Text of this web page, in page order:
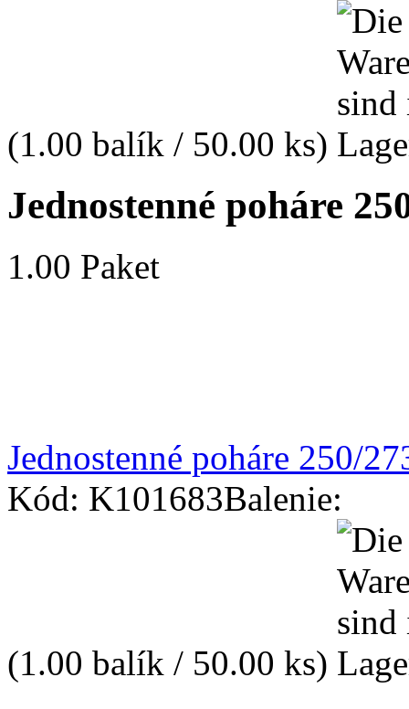
(1.00 balík / 50.00 ks)
Jednostenné poháre
1.00 Paket
Jednostenné poháre 250/
Kód: K101683Balenie:
(1.00 balík / 50.00 ks)